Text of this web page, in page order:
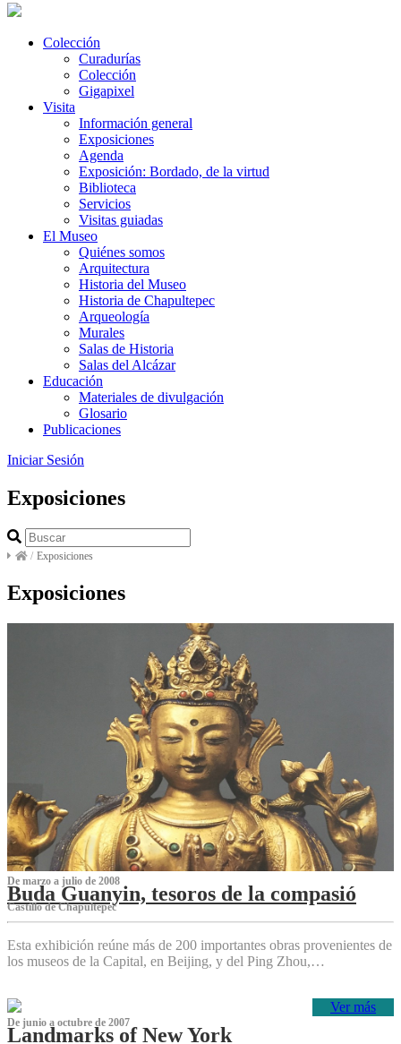
Colección
Curadurías
Colección
Gigapixel
Visita
Información general
Exposiciones
Agenda
Exposición: Bordado, de la virtud
Biblioteca
Servicios
Visitas guiadas
El Museo
Quiénes somos
Arquitectura
Historia del Museo
Historia de Chapultepec
Arqueología
Murales
Salas de Historia
Salas del Alcázar
Educación
Materiales de divulgación
Glosario
Publicaciones
Iniciar Sesión
Exposiciones
/ Exposiciones
Exposiciones
De marzo a julio de 2008
Buda Guanyin, tesoros de la compasió
Castillo de Chapultepec
Esta exhibición reúne más de 200 importantes obras provenientes de
los museos de la Capital, en Beijing, y del Ping Zhou,…
Ver más
De junio a octubre de 2007
Landmarks of New York